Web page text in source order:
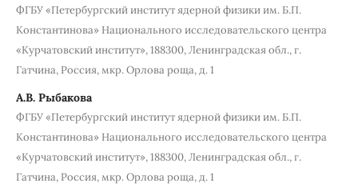
ФГБУ «Петербургский институт ядерной физики им. Б.П.
Константинова» Национального исследовательского центра
«Курчатовский институт», 188300, Ленинградская обл., г.
Гатчина, Россия, мкр. Орлова роща, д. 1
А.В. Рыбакова
ФГБУ «Петербургский институт ядерной физики им. Б.П.
Константинова» Национального исследовательского центра
«Курчатовский институт», 188300, Ленинградская обл., г.
Гатчина, Россия, мкр. Орлова роща, д. 1